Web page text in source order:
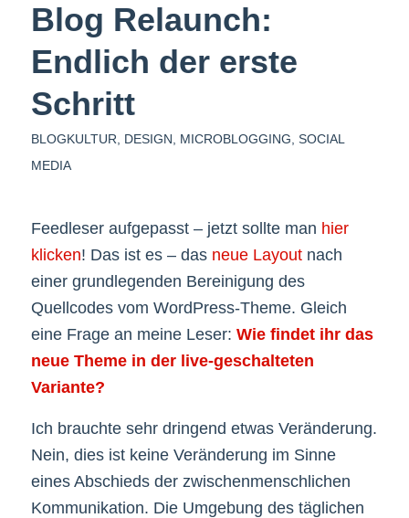
Blog Relaunch:
Endlich der erste
Schritt
BLOGKULTUR DESIGN MICROBLOGGING SOCIAL
MEDIA
Feedleser aufgepasst – jetzt sollte man hier
klicken! Das ist es – das neue Layoutnach
einer grundlegenden Bereinigung des
Quellcodes vom WordPress-Theme. Gleich
eine Frage an meine Leser: Wie findet ihr das
neue Theme in der live-geschalteten
Variante?
Ich brauchte sehr dringend etwas Veränderung.
Nein, dies ist keine Veränderung im Sinne
eines Abschieds der zwischenmenschlichen
Kommunikation. Die Umgebung des täglichen